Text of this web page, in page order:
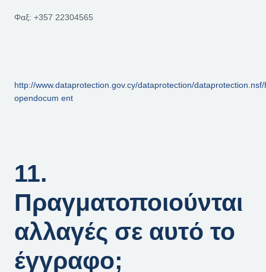
Φαξ: +357 22304565
http://www.dataprotection.gov.cy/dataprotection/
opendocum ent
11.
Πραγματοποιούνται
αλλαγές σε αυτό το
έγγραφο;